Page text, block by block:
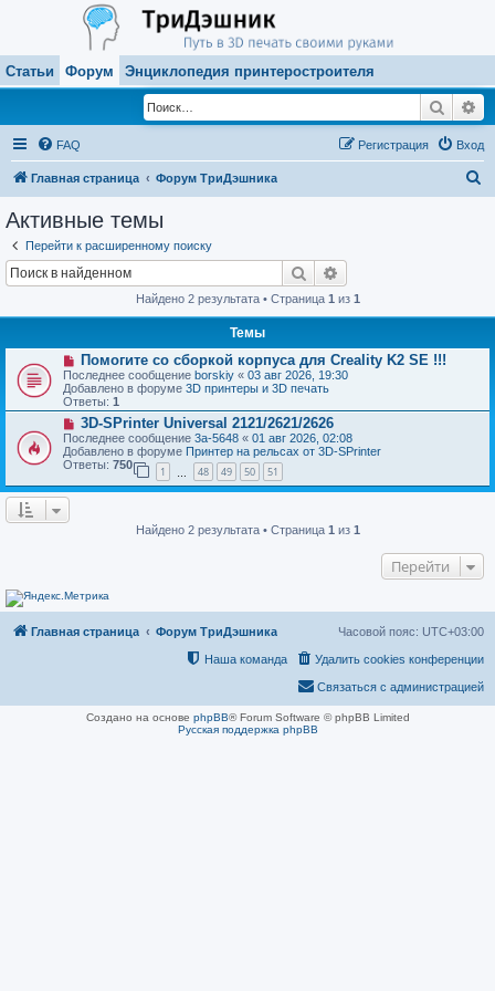
Статьи Форум Энциклопедия принтеростроителя
Поиск
FAQ Вход
Регистрация
Главная страница Форум ТриДэшника
Активные темы
Перейти к расширенному поиску
Поиск
Найдено 2 результата • Страница 1 из 1
Темы
Н
о
в
о
е
с
о
о
б
е
Помогите со сборкой корпуса для Creality K2 SE !!!
Последнее сообщение borskiy « 03 авг 2026, 19:30
Добавлено в форуме 3D принтеры и 3D печать
Ответы: 1
Н
о
в
о
е
с
е
3D-SPrinter Universal 2121/2621/2626
Последнее сообщение 3a-5648 « 01 авг 2026, 02:08
Добавлено в форуме Принтер на рельсах от 3D-SPrinter
Ответы: 750
1 48 49 50 51
Найдено 2 результата • Страница 1 из 1
Перейти
Главная страница Форум ТриДэшника Часовой пояс: UTC+03:00
Удалить cookies конференции
Наша команда
Связаться с администрацией
Создано на основе phpBB® Forum Software © phpBB Limited
Русская поддержка phpBB